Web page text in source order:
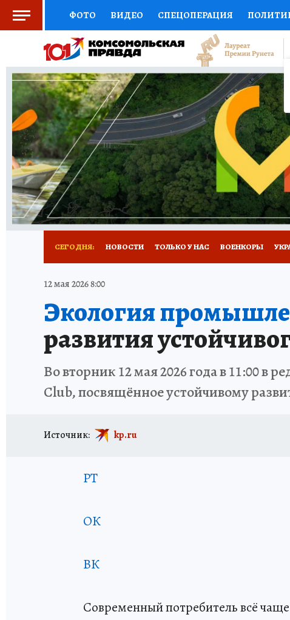
ФОТО ВИДЕО СПЕЦОПЕРАЦИЯ
СОЦПОДДЕРЖКА НАУКА СПОРТ
ВЫБОР ЭКСПЕРТОВ ДОКТОР ФИНАНСЫ
КНИЖНАЯ ПОЛКА ПРОГНОЗЫ НА СПОРТ
ПРЕСС-ЦЕНТР НЕДВИЖИМОСТЬ
РАДИО КП РЕКЛАМА ТЕСТЫ НОВОЕ НА
СЕГОДНЯ: НОВОСТИ ТОЛЬКО У НАС ВОЕНКОРЫ
12 мая 2026 8:00
Экология
развития
Во вторник 12 мая 2026 года в 11:00 в
Club, посвящённое устойчивому
Источник: kp.ru
РТ
ОК
ВК
Современный потребитель всё